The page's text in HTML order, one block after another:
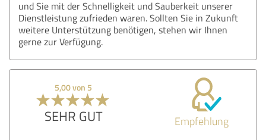
und Sie mit der Schnelligkeit und Sauberkeit unserer
Dienstleistung zufrieden waren. Sollten Sie in Zukunft
weitere Unterstützung benötigen, stehen wir Ihnen
gerne zur Verfügung.
5,00 von 5
SEHR GUT Empfehlung